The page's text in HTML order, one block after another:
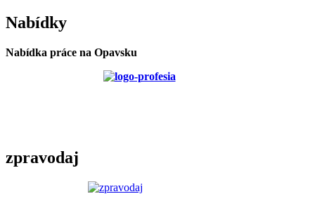
Nabídky
Nabídka práce na Opavsku
zpravodaj